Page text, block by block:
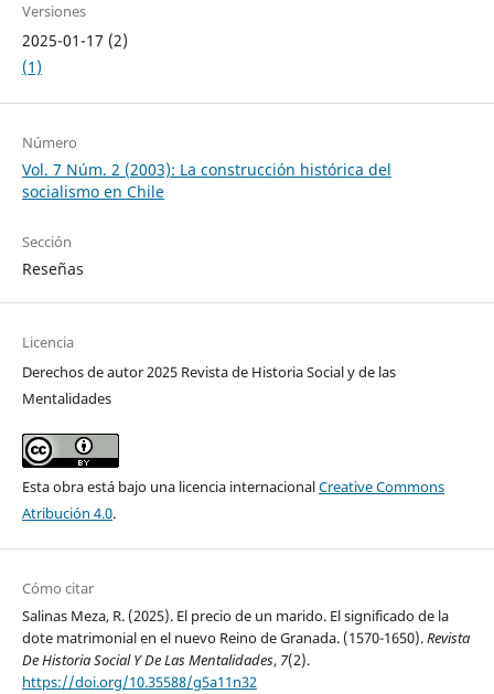
Versiones
2025-01-17 (2)
(1)
Número
Vol. 7 Núm. 2 (2003): La construcción histórica del
socialismo en Chile
Sección
Reseñas
Licencia
Derechos de autor 2025 Revista de Historia Social y de las
Mentalidades
Esta obra está bajo una licencia internacionalCreative Commons
Atribución 4.0.
Cómo citar
Salinas Meza, R. (2025). El precio de un marido. El significado de la
dote matrimonial en el nuevo Reino de Granada. (1570-1650).Revista
De Historia Social Y De Las Mentalidades, 7(2).
https://doi.org/10.35588/g5a11n32